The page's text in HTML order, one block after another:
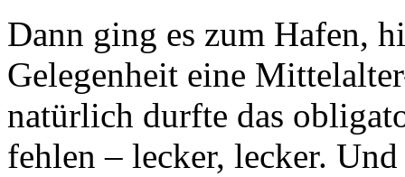
Dann ging es zum Hafen,
Gelegenheit eine
natürlich durfte das
fehlen – lecker, lecker.